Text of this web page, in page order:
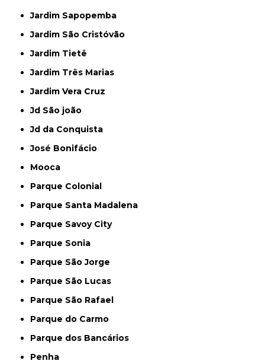
Jardim Sapopemba
Jardim São Cristóvão
Jardim Tietê
Jardim Três Marias
Jardim Vera Cruz
Jd São joão
Jd da Conquista
José Bonifácio
Mooca
Parque Colonial
Parque Santa Madalena
Parque Savoy City
Parque Sonia
Parque São Jorge
Parque São Lucas
Parque São Rafael
Parque do Carmo
Parque dos Bancários
Penha